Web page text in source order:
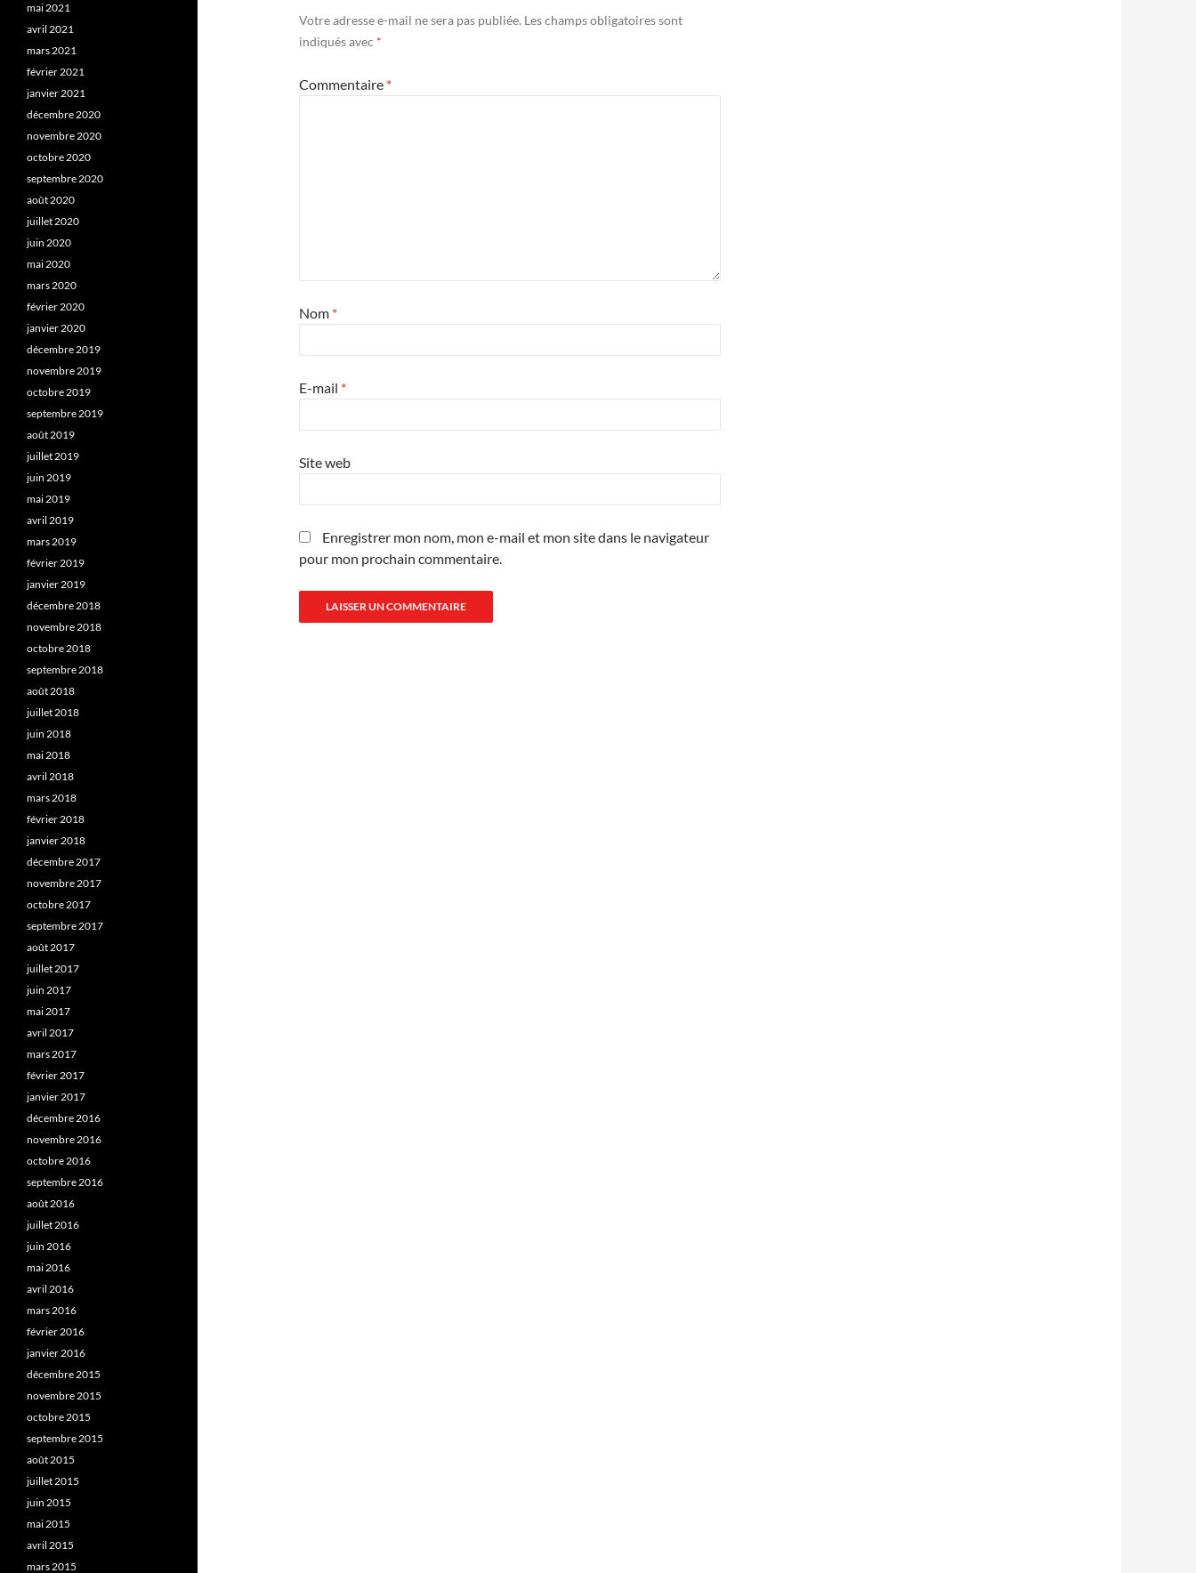
Votre adresse e-mail ne sera pas publiée. Les champs obligatoires sont
indiqués avec *
Commentaire *
Nom *
E-mail *
Site web
Enregistrer mon nom, mon e-mail et mon site dans le navigateur
pour mon prochain commentaire.
mai 2021
avril 2021
mars 2021
février 2021
janvier 2021
décembre 2020
novembre 2020
octobre 2020
septembre 2020
août 2020
juillet 2020
juin 2020
mai 2020
mars 2020
février 2020
janvier 2020
décembre 2019
novembre 2019
octobre 2019
septembre 2019
août 2019
juillet 2019
juin 2019
mai 2019
avril 2019
mars 2019
février 2019
janvier 2019
décembre 2018
novembre 2018
octobre 2018
septembre 2018
août 2018
juillet 2018
juin 2018
mai 2018
avril 2018
mars 2018
février 2018
janvier 2018
décembre 2017
novembre 2017
octobre 2017
septembre 2017
août 2017
juillet 2017
juin 2017
mai 2017
avril 2017
mars 2017
février 2017
janvier 2017
décembre 2016
novembre 2016
octobre 2016
septembre 2016
août 2016
juillet 2016
juin 2016
mai 2016
avril 2016
mars 2016
février 2016
janvier 2016
décembre 2015
novembre 2015
octobre 2015
septembre 2015
août 2015
juillet 2015
juin 2015
mai 2015
avril 2015
mars 2015